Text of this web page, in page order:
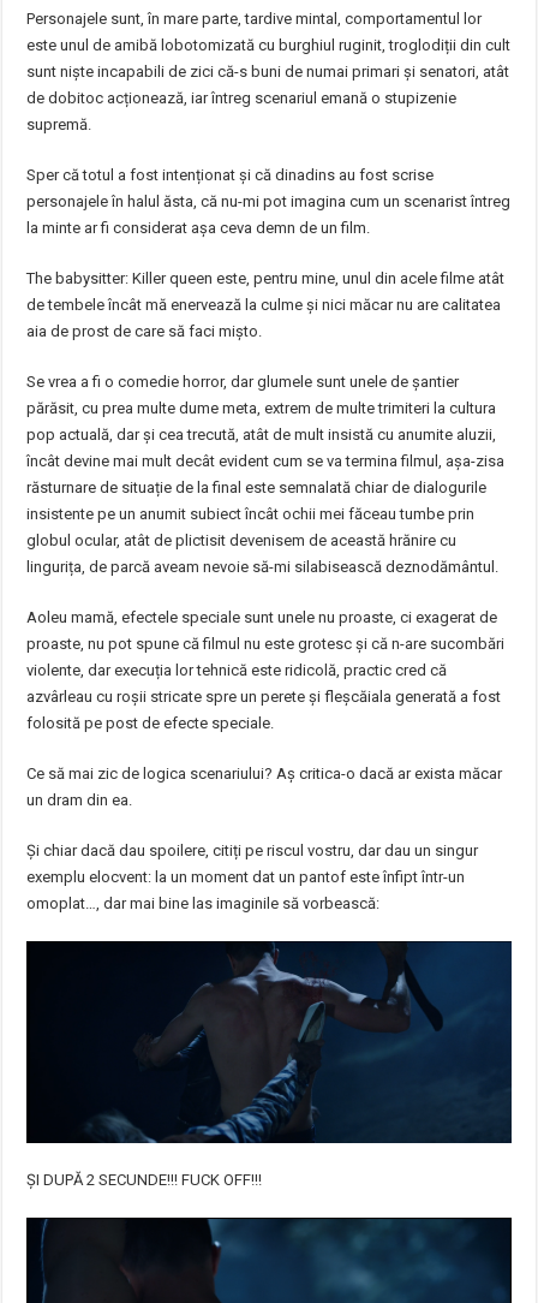
Personajele sunt, în mare parte, tardive mintal, comportamentul lor
este unul de amibă lobotomizată cu burghiul ruginit, troglodiții din cult
sunt niște incapabili de zici că-s buni de numai primari și senatori, atât
de dobitoc acționează, iar întreg scenariul emană o stupizenie
supremă.
Sper că totul a fost intenționat și că dinadins au fost scrise
personajele în halul ăsta, că nu-mi pot imagina cum un scenarist întreg
la minte ar fi considerat așa ceva demn de un film.
The babysitter: Killer queen este, pentru mine, unul din acele filme atât
de tembele încât mă enervează la culme și nici măcar nu are calitatea
aia de prost de care să faci mișto.
Se vrea a fi o comedie horror, dar glumele sunt unele de șantier
părăsit, cu prea multe dume meta, extrem de multe trimiteri la cultura
pop actuală, dar și cea trecută, atât de mult insistă cu anumite aluzii,
încât devine mai mult decât evident cum se va termina filmul, așa-zisa
răsturnare de situație de la final este semnalată chiar de dialogurile
insistente pe un anumit subiect încât ochii mei făceau tumbe prin
globul ocular, atât de plictisit devenisem de această hrănire cu
lingurița, de parcă aveam nevoie să-mi silabisească deznodământul.
Aoleu mamă, efectele speciale sunt unele nu proaste, ci exagerat de
proaste, nu pot spune că filmul nu este grotesc și că n-are sucombări
violente, dar execuția lor tehnică este ridicolă, practic cred că
azvârleau cu roșii stricate spre un perete și fleșcăiala generată a fost
folosită pe post de efecte speciale.
Ce să mai zic de logica scenariului? Aș critica-o dacă ar exista măcar
un dram din ea.
Și chiar dacă dau spoilere, citiți pe riscul vostru, dar dau un singur
exemplu elocvent: la un moment dat un pantof este înfipt într-un
omoplat…, dar mai bine las imaginile să vorbească:
ȘI DUPĂ 2 SECUNDE!!! FUCK OFF!!!